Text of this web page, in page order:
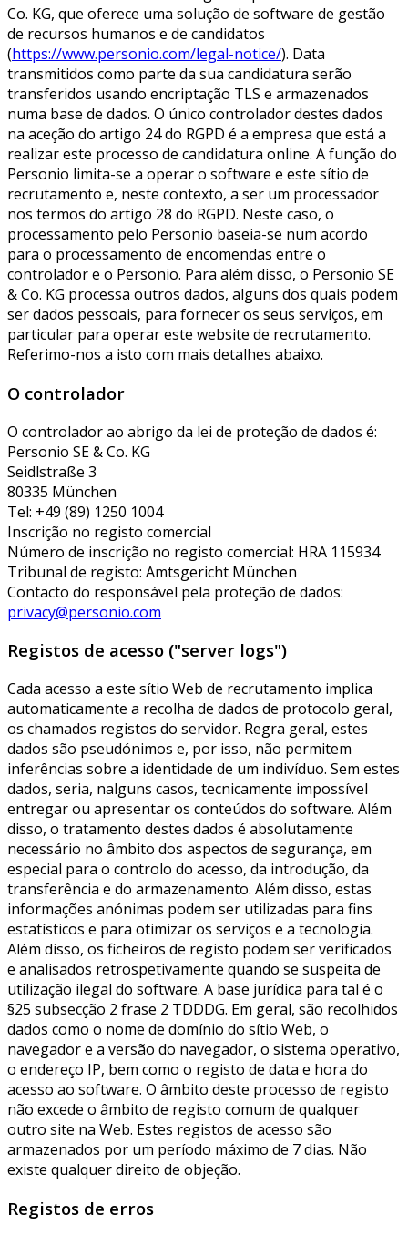
Co. KG, que oferece uma solução de software de gestão
de recursos humanos e de candidatos
(https://www.personio.com/legal-notice/). Data
transmitidos como parte da sua candidatura serão
transferidos usando encriptação TLS e armazenados
numa base de dados. O único controlador destes dados
na aceção do artigo 24 do RGPD é a empresa que está a
realizar este processo de candidatura online. A função do
Personio limita-se a operar o software e este sítio de
recrutamento e, neste contexto, a ser um processador
nos termos do artigo 28 do RGPD. Neste caso, o
processamento pelo Personio baseia-se num acordo
para o processamento de encomendas entre o
controlador e o Personio. Para além disso, o Personio SE
& Co. KG processa outros dados, alguns dos quais podem
ser dados pessoais, para fornecer os seus serviços, em
particular para operar este website de recrutamento.
Referimo-nos a isto com mais detalhes abaixo.
O controlador
O controlador ao abrigo da lei de proteção de dados é:
Personio SE & Co. KG
Seidlstraße 3
80335 München
Tel: +49 (89) 1250 1004
Inscrição no registo comercial
Número de inscrição no registo comercial: HRA 115934
Tribunal de registo: Amtsgericht München
Contacto do responsável pela proteção de dados:
privacy@personio.com
Registos de acesso ("server logs")
Cada acesso a este sítio Web de recrutamento implica
automaticamente a recolha de dados de protocolo geral,
os chamados registos do servidor. Regra geral, estes
dados são pseudónimos e, por isso, não permitem
inferências sobre a identidade de um indivíduo. Sem estes
dados, seria, nalguns casos, tecnicamente impossível
entregar ou apresentar os conteúdos do software. Além
disso, o tratamento destes dados é absolutamente
necessário no âmbito dos aspectos de segurança, em
especial para o controlo do acesso, da introdução, da
transferência e do armazenamento. Além disso, estas
informações anónimas podem ser utilizadas para fins
estatísticos e para otimizar os serviços e a tecnologia.
Além disso, os ficheiros de registo podem ser verificados
e analisados retrospetivamente quando se suspeita de
utilização ilegal do software. A base jurídica para tal é o
§25 subsecção 2 frase 2 TDDDG. Em geral, são recolhidos
dados como o nome de domínio do sítio Web, o
navegador e a versão do navegador, o sistema operativo,
o endereço IP, bem como o registo de data e hora do
acesso ao software. O âmbito deste processo de registo
não excede o âmbito de registo comum de qualquer
outro site na Web. Estes registos de acesso são
armazenados por um período máximo de 7 dias. Não
existe qualquer direito de objeção.
Registos de erros